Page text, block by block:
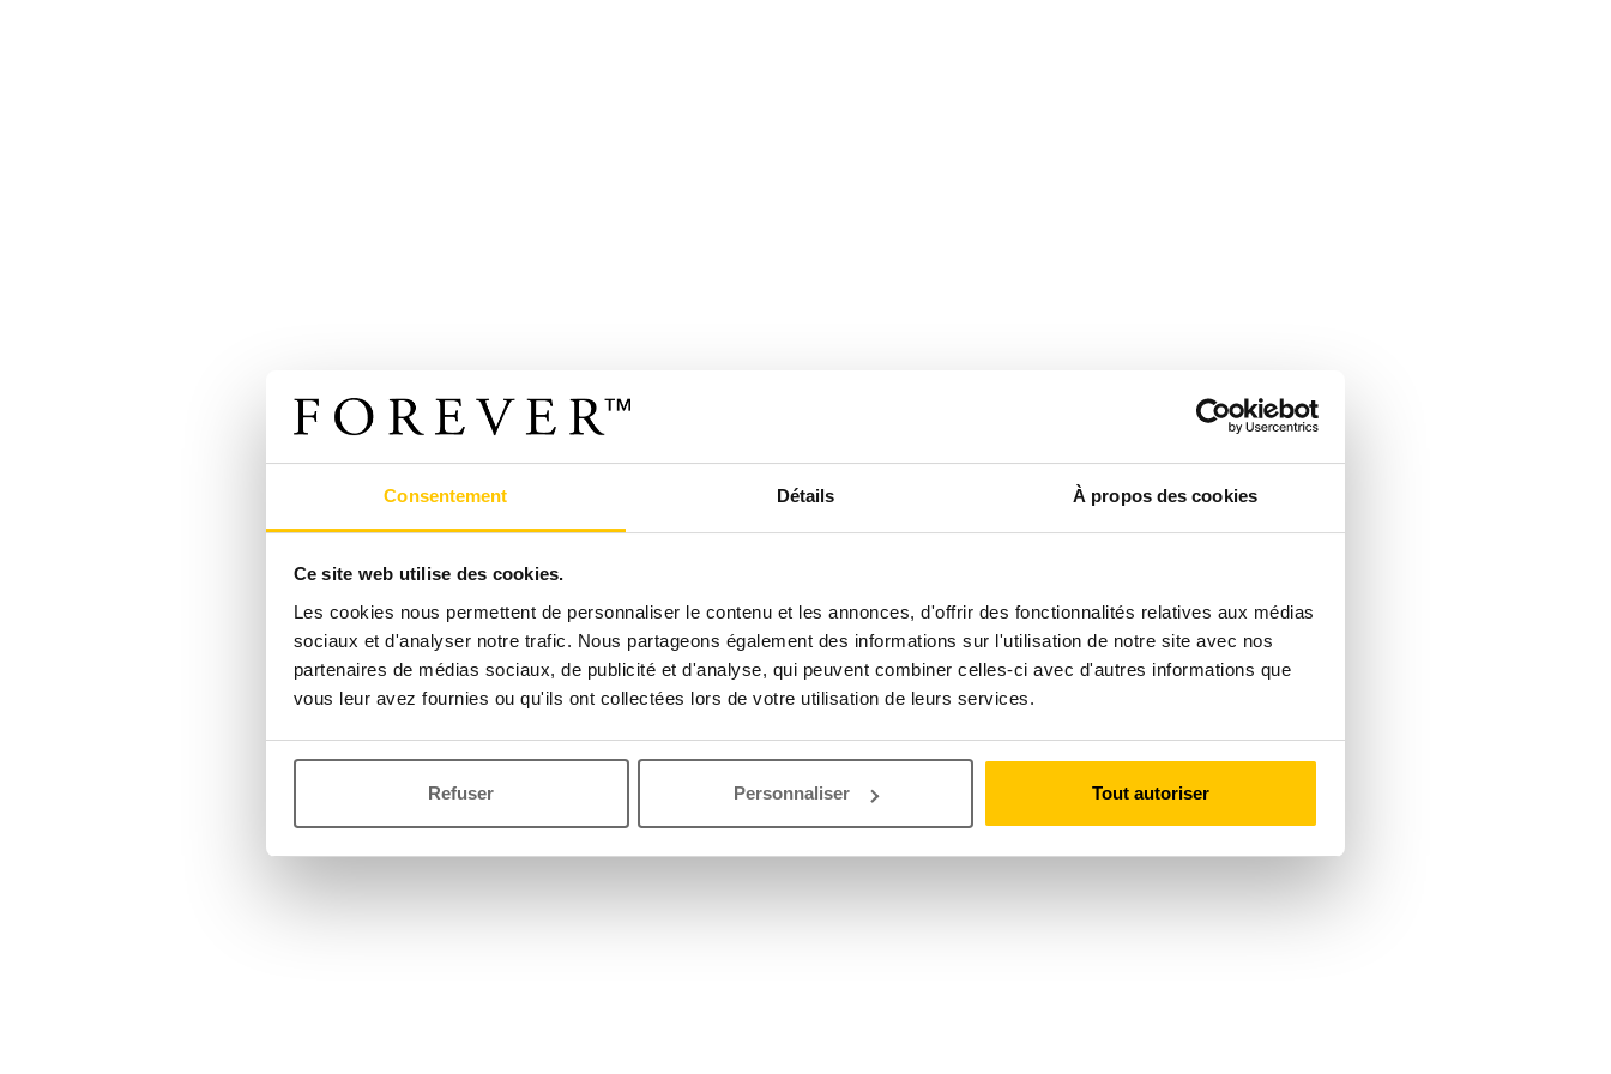
Consentement Détails À propos des cookies
Ce site web utilise des cookies.
Les cookies nous permettent de personnaliser le contenu et les annonces, d'offrir des fonctionnalités relatives aux médias
sociaux et d'analyser notre trafic. Nous partageons également des informations sur l'utilisation de notre site avec nos
partenaires de médias sociaux, de publicité et d'analyse, qui peuvent combiner celles-ci avec d'autres informations que
vous leur avez fournies ou qu'ils ont collectées lors de votre utilisation de leurs services.
Refuser Personnaliser Tout autoriser